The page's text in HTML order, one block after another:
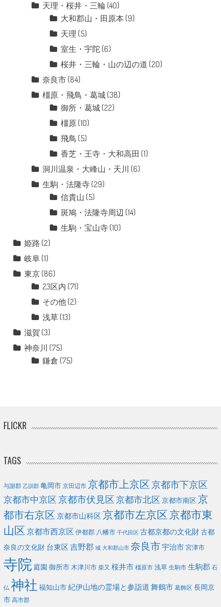
天理・桜井・三輪 (40)
大和郡山・田原本 (9)
天理 (5)
室生・宇陀(6)
桜井・三輪・山の辺の道 (20)
奈良市(84)
橿原・飛鳥・葛城(38)
御所・葛城(22)
橿原(10)
飛鳥 (5)
香芝・王寺・大和高田 (1)
洞川温泉・大峰山・天川 (6)
生駒・法隆寺(29)
信貴山 (5)
斑鳩・法隆寺周辺 (14)
生駒・宝山寺(10)
姫路 (2)
岐阜(1)
東京(86)
23区内 (71)
その他(2)
浅草(13)
滋賀 (3)
神奈川 (75)
鎌倉 (75)
FLICKR
TAGS
与謝郡 乙訓郡 亀岡市 京田辺市 京都市上京区京都市下京区
京都市中京区京都市伏見区京都市北区 京都市南区 京
都市右京区 京都市山科区 京都市左京区京都市東
山区京都市西京区 伊都郡 八幡市 千代田区 古都京都の文化財古都
奈良の文化財 台東区 吉野郡 城 大和郡山市 奈良市宇治市 宮津市
寺院 庭園 御所市 木津川市 柴又 桜井市 橿原市 浅草 生駒市 生駒郡 石
仏 神社 福知山市紀伊山地の霊場と参詣道 舞鶴市 葛飾区 長岡京
市 高市郡